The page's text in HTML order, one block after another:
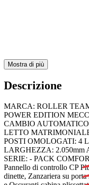
Posti letto 3
Mostra di più
Descrizione
MARCA: ROLLER
POWER EDITION
CAMBIO
LETTO
POSTI OMOLOGATI: 4
LARGHEZZA: 2.050mm
SERIE: - PACK
Pannello di controllo CP
dinette, Zanzariera su